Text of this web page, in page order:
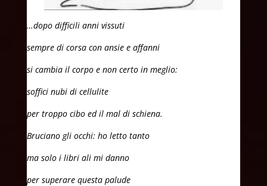
…dopo difficili anni vissuti
sempre di corsa con ansie e affanni
si cambia il corpo e non certo in meglio:
soffici nubi di cellulite
per troppo cibo ed il mal di schiena.
Bruciano gli occhi: ho letto tanto
ma solo i libri ali mi danno
per superare questa palude